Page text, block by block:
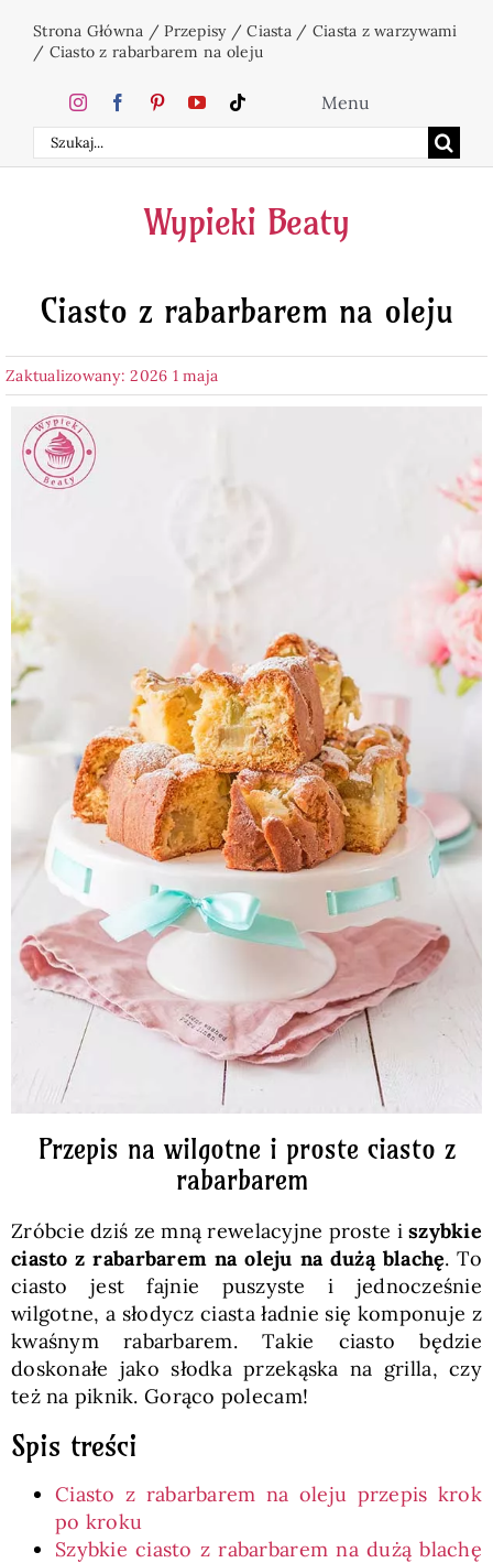
zawartości
Strona Główna /Przepisy/Ciasta/ Ciasta z warzywami
/ Ciasto z rabarbarem na oleju
Szukaj
Menu
Home
Ciasta
Desery
Posiłki
Zdrowo i fit
Kuchnie świata
SKLEP
Polski
Wypieki Beaty
Ciasto z rabarbarem na oleju
Zaktualizowany: 2026 1 maja
Przepis na wilgotne i proste ciasto z
rabarbarem
Zróbcie dziś ze mną rewelacyjne proste iszybkie
ciasto z rabarbarem na oleju na dużą blachę. To
ciasto jest fajnie puszyste i jednocześnie
wilgotne, a słodycz ciasta ładnie się komponuje z
kwaśnym rabarbarem. Takie ciasto będzie
doskonałe jako słodka przekąska na grilla, czy
też na piknik. Gorąco polecam!
Spis treści
Ciasto z rabarbarem na oleju przepis krok
po kroku
Szybkie ciasto z rabarbarem na dużą blachę